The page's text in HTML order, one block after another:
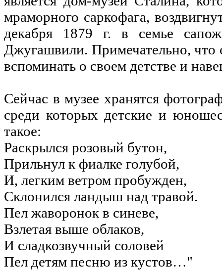
мраморного саркофага,
декабря 1879 г. в семье
Джугашвили. Примечательно, что
вспоминать о своем детстве и
Сейчас в музее хранятся
среди которых детские и
такое:
Раскрылся розовый бутон,
Прильнул к фиалке голубой,
И, легким ветром пробужден,
Склонился ландыш над травой.
Пел жаворонок в синеве,
Взлетая выше облаков,
И сладкозвучный соловей
Пел детям песню из кустов…"